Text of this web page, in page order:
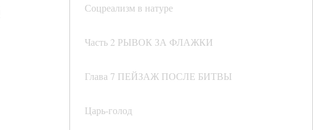
Соцреализм в натуре
Часть 2 РЫВОК ЗА ФЛАЖКИ
Глава 7 ПЕЙЗАЖ ПОСЛЕ БИТВЫ
Царь-голод